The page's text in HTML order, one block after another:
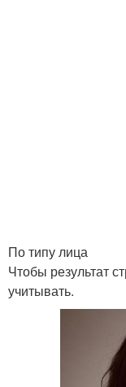
По типу лица
Чтобы результат
учитывать.